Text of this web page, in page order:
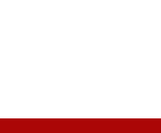
就職・退職